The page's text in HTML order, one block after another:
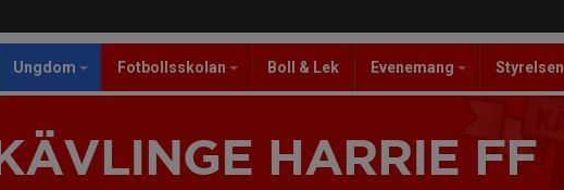
Ungdom Fotbollsskolan Boll & Lek Evenemang Styrelsen
KÄVLINGE HARRIE FF